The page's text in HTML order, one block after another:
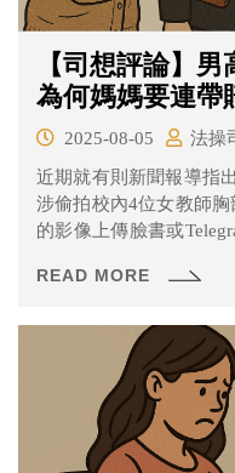
【司想評論】
為何媽媽要連帶
2025-08-05
法操
近期就有則新聞報導指
涉偷拍校內4位女教師
的影像上傳臉書或
學生及其母親求償，台
READ MORE